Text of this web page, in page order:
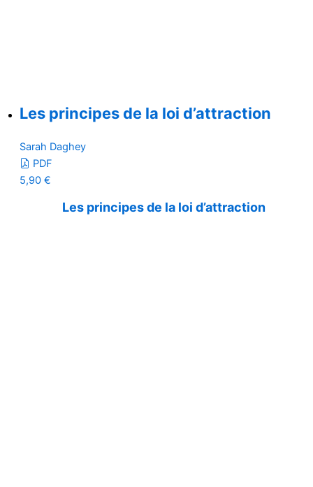
Les principes de la loi d’attraction
Sarah Daghey
PDF
5,90 €
Les principes de la loi d’attraction